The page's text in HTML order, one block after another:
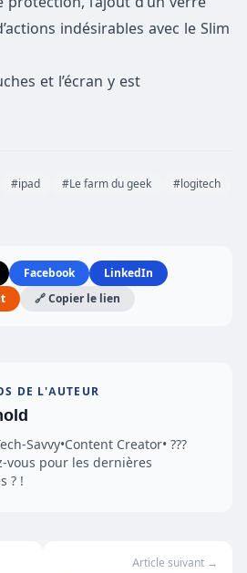
indésirables avec le Slim
et l’écran y est
#ipad #Le farm du geek
#logitech
Facebook
LinkedIn
🔗 Copier le lien
DE L'AUTEUR
Savvy•Content Creator• ???
vous pour les dernières
? !
Article suivant →